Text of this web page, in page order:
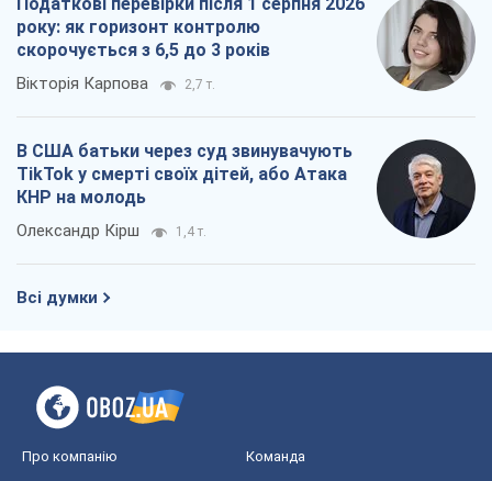
року: як горизонт контролю
скорочується з 6,5 до 3 років
Вікторія Карпова 2,7 т.
В США батьки через суд звинувачують
TikTok у смерті своїх дітей, або Атака
КНР на молодь
Олександр Кірш 1,4 т.
Всі думки
Про компанію Команда